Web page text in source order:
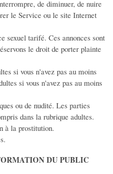
de diminuer, de nuire
le Service ou le site Internet
sexuel tarifé. Ces annonces sont
le droit de porter plainte
si vous n'avez pas au moins
si vous n'avez pas au moins
ou de nudité. Les parties
dans la rubrique adultes.
à la prostitution.
DU PUBLIC